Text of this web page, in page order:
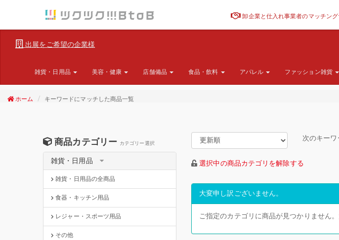
卸企業と仕入れ事業者のマッチング
出展をご希望の企業様
雑貨・日用品 美容・健康 店舗備品 食品・飲料 アパレル ファッション雑貨
ホーム キーワードにマッチした商品一覧
商品カテゴリー カテゴリー選択
雑貨・日用品
雑貨・日用品の全商品
食器・キッチン用品
レジャー・スポーツ用品
その他
次のキー
選択中の商品カテゴリを解除する
大変申し訳ございません。
ご指定のカテゴリに商品が見つかりません